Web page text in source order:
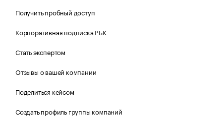
Получить пробный доступ
Корпоративная подписка РБК
Стать экспертом
Отзывы о вашей компании
Поделиться кейсом
Создать профиль группы компаний